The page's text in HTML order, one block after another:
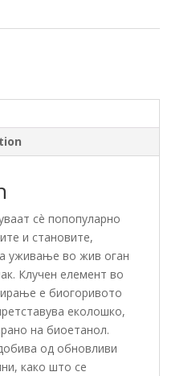
сè попопуларно
и становите,
уживање во жив оган
Клучен елемент во
е биогоривото
еколошко,
на биоетанол.
од обновливи
како што се